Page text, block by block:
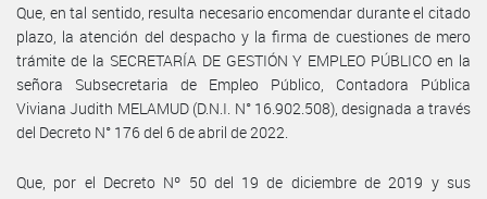
Que, en tal sentido, resulta necesario encomendar durante el citado
plazo, la atención del despacho y la firma de cuestiones de mero
trámite de la SECRETARÍA DE GESTIÓN Y EMPLEO PÚBLICO en la
señora Subsecretaria de Empleo Público, Contadora Pública
Viviana Judith MELAMUD (D.N.I. N° 16.902.508), designada a través
del Decreto N° 176 del 6 de abril de 2022.
Que, por el Decreto Nº 50 del 19 de diciembre de 2019 y sus